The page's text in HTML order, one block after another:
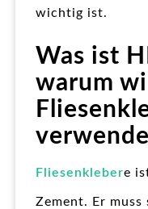
wichtig ist.
Was ist
warum
Fliesenklebere
Zement. Er